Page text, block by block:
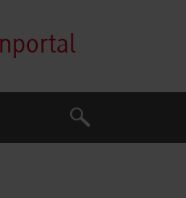
Suche
Suche